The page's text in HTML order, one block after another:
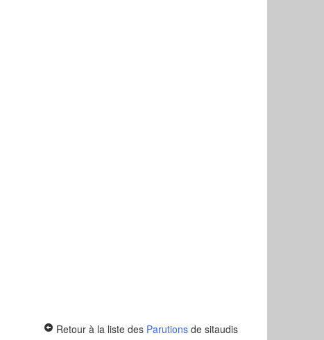
Retour à la liste des Parutions de sitaudis